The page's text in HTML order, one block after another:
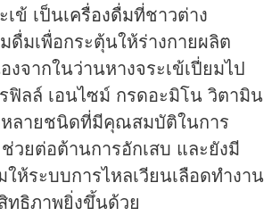
เข้ เป็นเครื่องดื่มที่ชาวต่าง
ดื่มเพื่อกระตุ้นให้ร่างกายผลิต
งจากในว่านหางจระเข้เปี่ยมไป
ฟิลล์ เอนไซม์ กรดอะมิโน วิตามิน
ลายชนิดที่มีคุณสมบัติในการ
วยต่อต้านการอักเสบ และยังมี
ห้ระบบการไหลเวียนเลือดทำงาน
ทธิภาพยิ่งขึ้นด้วย